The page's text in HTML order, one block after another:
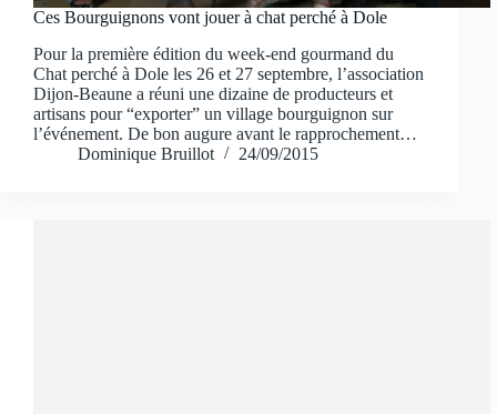
Ces Bourguignons vont jouer à chat perché à Dole
Pour la première édition du week-end gourmand du
Chat perché à Dole les 26 et 27 septembre, l’association
Dijon-Beaune a réuni une dizaine de producteurs et
artisans pour “exporter” un village bourguignon sur
l’événement. De bon augure avant le rapprochement…
Dominique Bruillot
24/09/2015